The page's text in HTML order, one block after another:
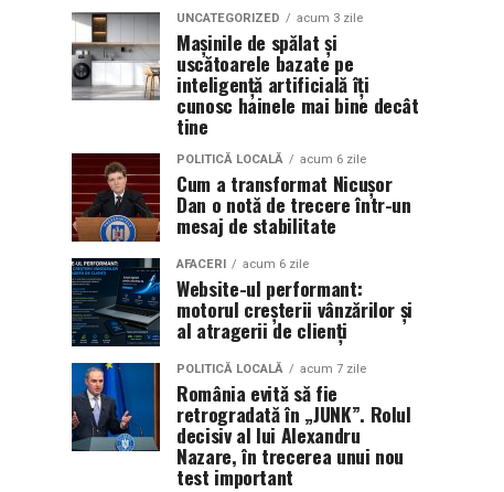
UNCATEGORIZED acum 3 zile
Mașinile de spălat și
uscătoarele bazate pe
inteligență artificială îți
cunosc hainele mai bine decât
tine
POLITICĂ LOCALĂ acum 6 zile
Cum a transformat Nicușor
Dan o notă de trecere într-un
mesaj de stabilitate
AFACERI acum 6 zile
Website-ul performant:
motorul creșterii vânzărilor și
al atragerii de clienți
POLITICĂ LOCALĂ acum 7 zile
România evită să fie
retrogradată în „JUNK”. Rolul
decisiv al lui Alexandru
Nazare, în trecerea unui nou
test important